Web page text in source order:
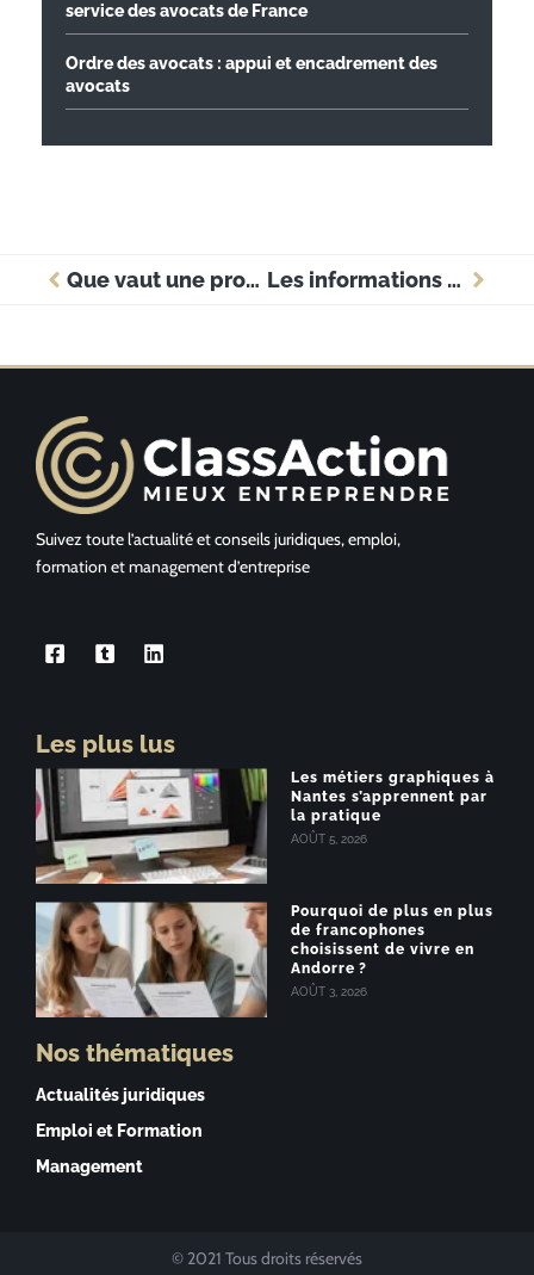
service des avocats de France
Ordre des avocats : appui et encadrement des
avocats
Que vaut une promesse d’embauche ? Les informations à connaitre sur la Direccte
Suivez toute l’actualité et conseils juridiques, emploi,
formation et management d’entreprise
Les plus lus
Les métiers graphiques à
Nantes s’apprennent par
la pratique
AOÛT 5, 2026
Pourquoi de plus en plus
de francophones
choisissent de vivre en
Andorre ?
AOÛT 3, 2026
Nos thématiques
Actualités juridiques
Emploi et Formation
Management
© 2021 Tous droits réservés